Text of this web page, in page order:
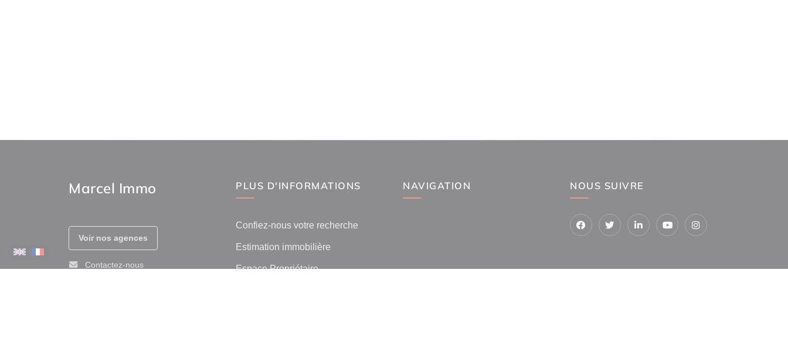
Marcel Immo
Voir nos agences
Contactez-nous
PLUS D'INFORMATIONS
Confiez-nous votre recherche
Estimation immobilière
Espace Propriétaire
NAVIGATION NOUS SUIVRE